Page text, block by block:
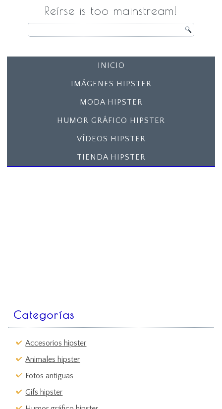
Reírse is too mainstream!
INICIO
IMÁGENES HIPSTER
MODA HIPSTER
HUMOR GRÁFICO HIPSTER
VÍDEOS HIPSTER
TIENDA HIPSTER
Categorías
Accesorios hipster
Animales hipster
Fotos antiguas
Gifs hipster